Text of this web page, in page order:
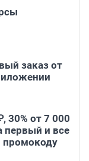
заказ от
30% от 7 000
первый и все
промокоду